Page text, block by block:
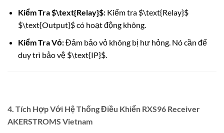
Kiểm Tra$\text{Relay}$:Kiểm tra $\text{Relay}$
$\text{Output}$có hoạt động không.
Kiểm Tra Vỏ:Đảm bảo vỏ không bị hư hỏng. Nó cần để
duy trì bảo vệ $\text{IP}$.
4. Tích Hợp Với Hệ Thống Điều Khiển RXS96 Receiver
AKERSTROMS Vietnam